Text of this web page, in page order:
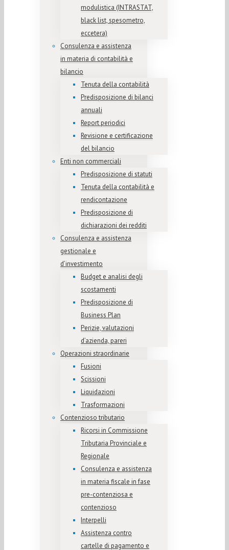
modulistica (INTRASTAT,
black list, spesometro,
eccetera)
Consulenza e assistenza
in materia di contabilità e
bilancio
Tenuta della contabilità
Predisposizione di bilanci
annuali
Report periodici
Revisione e certificazione
del bilancio
Enti non commerciali
Predisposizione di statuti
Tenuta della contabilità e
rendicontazione
Predisposizione di
dichiarazioni dei redditi
Consulenza e assistenza
gestionale e
d’investimento
Budget e analisi degli
scostamenti
Predisposizione di
Business Plan
Perizie, valutazioni
d’azienda, pareri
Operazioni straordinarie
Fusioni
Scissioni
Liquidazioni
Trasformazioni
Contenzioso tributario
Ricorsi in Commissione
Tributaria Provinciale e
Regionale
Consulenza e assistenza
in materia fiscale in fase
pre-contenziosa e
contenzioso
Interpelli
Assistenza contro
cartelle di pagamento e